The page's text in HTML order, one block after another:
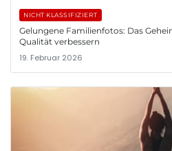
NICHT KLASSIFIZIERT
Gelungene Familienfotos: Das
Qualität verbessern
19. Februar 2026